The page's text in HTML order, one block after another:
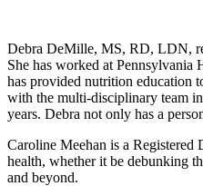
Debra DeMille, MS, RD, LDN,
She has worked at Pennsylvania
has provided nutrition education
with the multi-disciplinary team
years. Debra not only has a
Caroline Meehan is a
health, whether it be debunking
and beyond.